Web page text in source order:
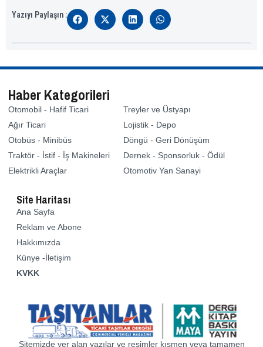
Yazıyı Paylaşın :
Haber Kategorileri
Otomobil - Hafif Ticari
Ağır Ticari
Otobüs - Minibüs
Traktör - İstif - İş Makineleri
Elektrikli Araçlar
Treyler ve Üstyapı
Lojistik - Depo
Döngü - Geri Dönüşüm
Dernek - Sponsorluk - Ödül
Otomotiv Yan Sanayi
Site Haritası
Ana Sayfa
Reklam ve Abone
Hakkımızda
Künye -İletişim
KVKK
Sitemizde yer alan yazılar ve resimler kısmen veya tamamen